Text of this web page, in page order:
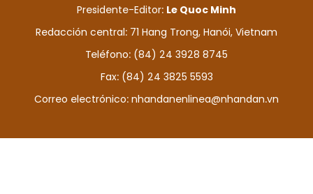
Presidente-Editor: Le Quoc Minh
Redacción central: 71 Hang Trong, Hanói, Vietnam
Teléfono: (84) 24 3928 8745
Fax: (84) 24 3825 5593
Correo electrónico: nhandanenlinea@nhandan.vn